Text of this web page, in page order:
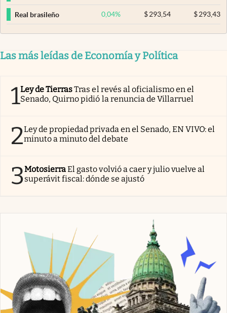
Real brasileño 0,04% $293,54 $293,43
Las más leídas de Economía y Política
1Ley de TierrasTras el revés al oficialismo en el
Senado, Quirno pidió la renuncia de Villarruel
2Ley de propiedad privada en el Senado, EN VIVO: el
minuto a minuto del debate
3MotosierraEl gasto volvió a caer y julio vuelve al
superávit fiscal: dónde se ajustó